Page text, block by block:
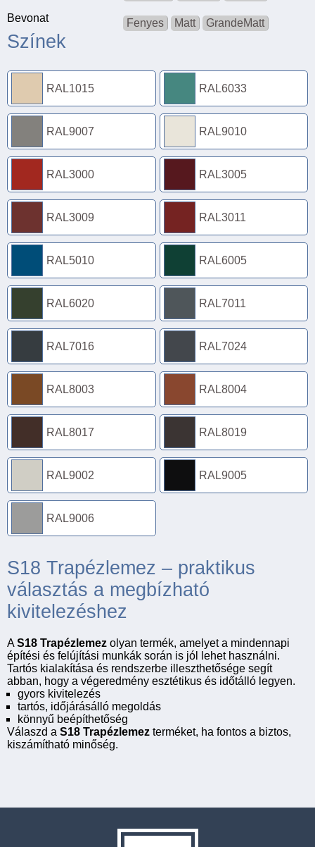
Bevonat Fenyes Matt GrandeMatt
Színek
RAL1015 RAL6033
RAL9007 RAL9010
RAL3000 RAL3005
RAL3009 RAL3011
RAL5010 RAL6005
RAL6020 RAL7011
RAL7016 RAL7024
RAL8003 RAL8004
RAL8017 RAL8019
RAL9002 RAL9005
RAL9006
S18 Trapézlemez – praktikus
választás a megbízható
kivitelezéshez
AS18 Trapézlemez olyan termék, amelyet a mindennapi
építési és felújítási munkák során is jól lehet használni.
Tartós kialakítása és rendszerbe illeszthetősége segít
abban, hogy a végeredmény esztétikus és időtálló legyen.
gyors kivitelezés
tartós, időjárásálló megoldás
könnyű beépíthetőség
Válaszd a S18 Trapézlemez terméket, ha fontos a biztos,
kiszámítható minőség.